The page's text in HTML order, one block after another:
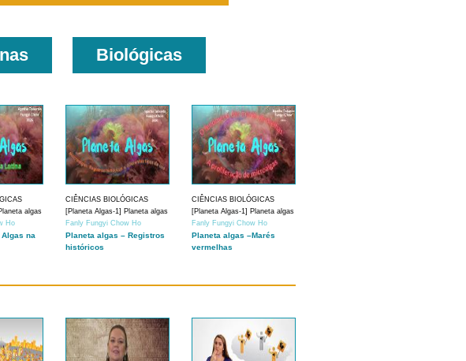
Biológicas
algas
Ho
na
CIÊNCIAS BIOLÓGICAS
[Planeta Algas-1] Planeta algas
Fanly Fungyi Chow Ho
Planeta algas – Registros
históricos
CIÊNCIAS BIOLÓGICAS
[Planeta Algas-1] Planeta algas
Fanly Fungyi Chow Ho
Planeta algas –Marés
vermelhas